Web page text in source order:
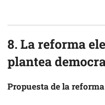
8. La reforma
plantea
Propuesta de la